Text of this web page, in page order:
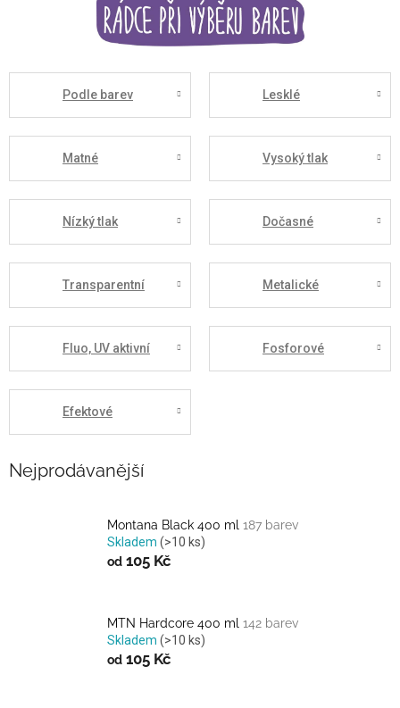
Podle barev Lesklé
Matné Vysoký tlak
Nízký tlak Dočasné
Transparentní Metalické
Fluo, UV aktivní Fosforové
Efektové
Nejprodávanější
Montana Black 400 ml 187 barev
Skladem (>10 ks)
od 105 Kč
MTN Hardcore 400 ml 142 barev
Skladem (>10 ks)
od 105 Kč